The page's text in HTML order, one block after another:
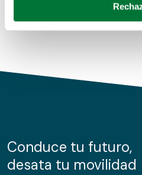
Obtenga más información
de cookies.
información sobre el uso que
nuestros partners de redes
Conduce tu futuro,
desata tu movilidad